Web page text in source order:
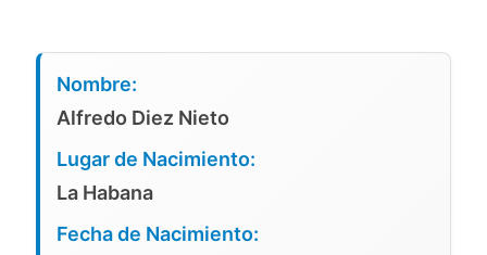
Nombre:
Alfredo Diez Nieto
Lugar de Nacimiento:
La Habana
Fecha de Nacimiento: